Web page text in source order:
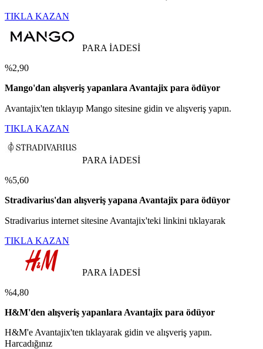
TIKLA KAZAN
PARA İADESİ
%2,90
Mango'dan alışveriş yapanlara Avantajix para ödüyor
Avantajix'ten tıklayıp Mango sitesine gidin ve alışveriş yapın.
TIKLA KAZAN
PARA İADESİ
%5,60
Stradivarius'dan alışveriş yapana Avantajix para ödüyor
Stradivarius internet sitesine Avantajix'teki linkini tıklayarak
TIKLA KAZAN
PARA İADESİ
%4,80
H&M'den alışveriş yapanlara Avantajix para ödüyor
H&M'e Avantajix'ten tıklayarak gidin ve alışveriş yapın.
Harcadığınız